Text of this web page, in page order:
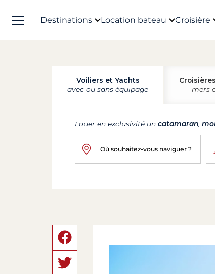
Destinations Location bateau Croisière
Voiliers et Yachts
avec ou sans équipage
mers
Louer en exclusivité un catamaran